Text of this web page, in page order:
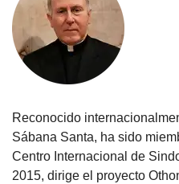
Reconocido
Sábana Santa, ha sido
Centro Internacional de
2015, dirige el proyecto